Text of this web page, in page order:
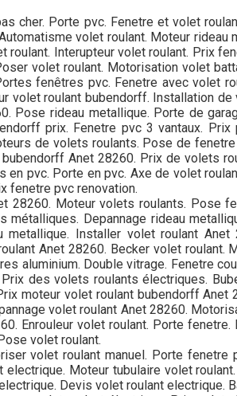
cher. Porte pvc. Fenetre et volet
volet roulant. Moteur
roulant. Interupteur volet roulant. Prix
volet roulant. Motorisation volet
fenêtres pvc. Fenetre avec volet
volet roulant bubendorff. Installation
Pose rideau metallique. Porte de
prix. Fenetre pvc 3 vantaux.
de volets roulants. Pose de
Anet 28260. Prix de volets
en pvc. Porte en pvc. Axe de volet
fenetre pvc renovation.
28260. Moteur volets roulants. Pose
métalliques. Depannage rideau
metallique. Installer volet roulant
Anet 28260. Becker volet
aluminium. Double vitrage. Fenetre
des volets roulants électriques.
moteur volet roulant bubendorff
volet roulant Anet 28260.
Enrouleur volet roulant. Porte
volet roulant.
volet roulant manuel. Porte
Moteur tubulaire volet
Devis volet roulant electrique.